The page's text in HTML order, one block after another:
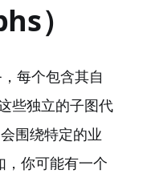
）
每个包含其自
些独立的子图代
围绕特定的业
，你可能有一个